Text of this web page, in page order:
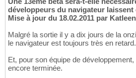
développeurs du navigateur laissent
Mise à jour du 18.02.2011 par Katleen
Malgré la sortie il y a dix jours de la
le navigateur est toujours très en retard.
Et, pour son équipe de
encore terminée.